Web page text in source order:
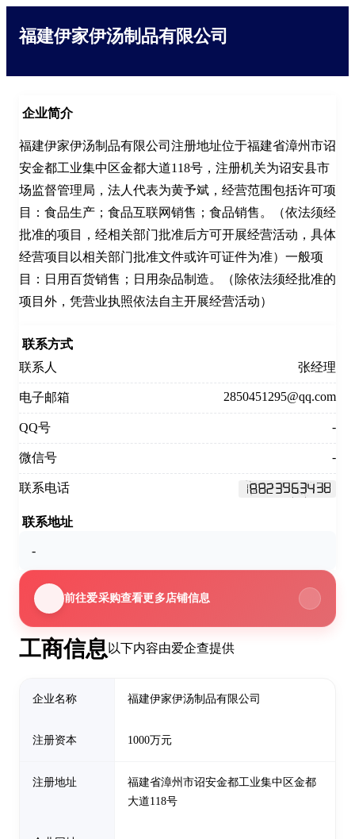
福建伊家伊汤制品有限公司
工商信息 以下内容由爱企查提供
企业名称 福建伊家伊汤制品有限公司
注册资本 1000万元
注册地址
福建省漳州市诏安金都工业集中区金都
大道118号
企业简介
福建伊家伊汤制品有限公司注册地址位于福建省漳州市诏
安金都工业集中区金都大道118号，注册机关为诏安县市
场监督管理局，法人代表为黄予斌，经营范围包括许可项
目：食品生产；食品互联网销售；食品销售。（依法须经
批准的项目，经相关部门批准后方可开展经营活动，具体
经营项目以相关部门批准文件或许可证件为准）一般项
目：日用百货销售；日用杂品制造。（除依法须经批准的
项目外，凭营业执照依法自主开展经营活动）
联系方式
联系人
张经理
电子邮箱 2850451295@qq.com
QQ号 -
微信号 -
联系电话
联系地址
-
前往爱采购查看更多店铺信息